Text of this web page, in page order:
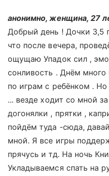
анонимно, женщина, 27
Добрый день ! Дочки 3,5
что после вечера,
ощущаю Упадок сил ,
сонливость . Днём
по играм с ребёнком .
... везде ходит со мной
догонялки , прятки ,
пойдём туда -сюда,
мной. Я все игры
прячусь и тд. На ночь
Укладываемся спать на